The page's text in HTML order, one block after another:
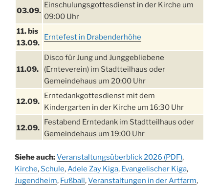
03.09.
Einschulungsgottesdienst in der Kirche um
09:00 Uhr
11. bis
13.09.
Erntefest in Drabenderhöhe
11.09.
Disco für Jung und Junggebliebene
(Ernteverein) im Stadtteilhaus oder
Gemeindehaus um 20:00 Uhr
12.09.
Erntedankgottesdienst mit dem
Kindergarten in der Kirche um 16:30 Uhr
12.09.
Festabend Erntedank im Stadtteilhaus oder
Gemeindehaus um 19:00 Uhr
13.09.
Stadtteilhaus um 14:00 Uhr
19.09.
Schlagerabend im Stadtteilhaus
Siehe auch:Veranstaltungsüberblick 2026 (PDF),
Kirche, Schule,Adele Zay Kiga, Evangelischer Kiga,
Jugendheim, Fußball ,Veranstaltungen in der Artfarm,